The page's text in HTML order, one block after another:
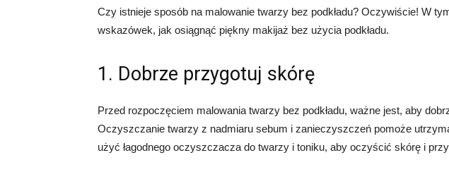
Czy istnieje sposób na malowanie twarzy bez podkładu? Oczywiście! W
wskazówek, jak osiągnąć piękny makijaż bez użycia podkładu.
1. Dobrze przygotuj skórę
Przed rozpoczęciem malowania twarzy bez podkładu, ważne jest, aby
Oczyszczanie twarzy z nadmiaru sebum i zanieczyszczeń pomoże
użyć łagodnego oczyszczacza do twarzy i toniku, aby oczyścić skórę i